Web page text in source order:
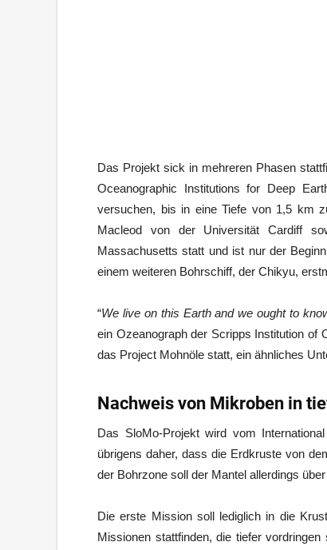
Das Projekt sick in mehreren Phasen
Oceanographic Institutions for Deep
versuchen, bis in eine Tiefe von 1,5 km
Macleod von der Universität Cardiff
Massachusetts statt und ist nur der
einem weiteren Bohrschiff, der Chikyu,
“We live on this Earth and we ought to
ein Ozeanograph der Scripps Institution of
das Project Mohnöle statt, ein ähnliches
Nachweis von Mikroben in
Das SloMo-Projekt wird vom
übrigens daher, dass die Erdkruste von
der Bohrzone soll der Mantel allerdings
Die erste Mission soll lediglich in die
Missionen stattfinden, die tiefer